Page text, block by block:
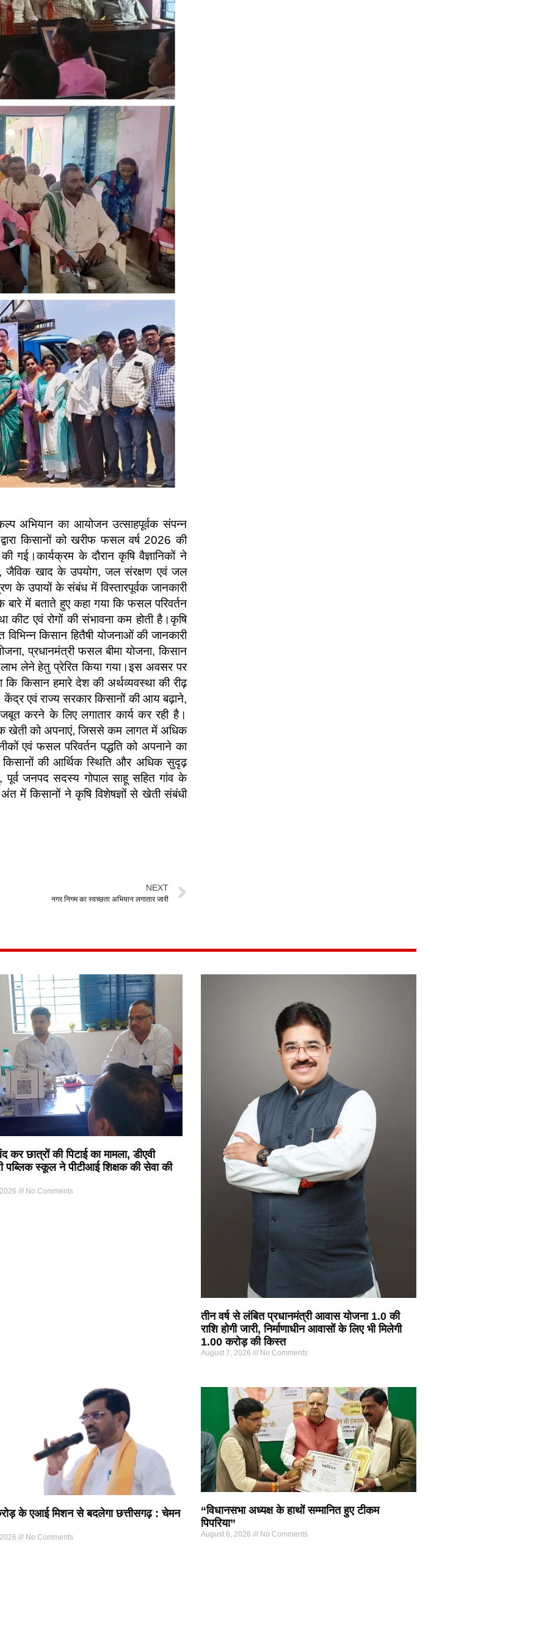
अभियान का आयोजन उत्साहपूर्वक संपन्न
किसानों को खरीफ फसल वर्ष 2026 की
गई।कार्यक्रम के दौरान कृषि वैज्ञानिकों ने
जैविक खाद के उपयोग, जल संरक्षण एवं जल
उपायों के संबंध में विस्तारपूर्वक जानकारी
में बताते हुए कहा गया कि फसल परिवर्तन
कीट एवं रोगों की संभावना कम होती है।कृषि
विभिन्न किसान हितैषी योजनाओं की जानकारी
प्रधानमंत्री फसल बीमा योजना, किसान
लेने हेतु प्रेरित किया गया।इस अवसर पर
किसान हमारे देश की अर्थव्यवस्था की रीढ़
एवं राज्य सरकार किसानों की आय बढ़ाने,
करने के लिए लगातार कार्य कर रही है।
खेती को अपनाएं, जिससे कम लागत में अधिक
एवं फसल परिवर्तन पद्धति को अपनाने का
की आर्थिक स्थिति और अधिक सुदृढ़
जनपद सदस्य गोपाल साहू सहित गांव के
में किसानों ने कृषि विशेषज्ञों से खेती संबंधी
NEXT
नगर निगम का स्वच्छता अभियान लगातार जारी
कर छात्रों की पिटाई का मामला, डीएवी
पब्लिक स्कूल ने पीटीआई शिक्षक की सेवा की
No Comments
तीन वर्ष से लंबित प्रधानमंत्री आवास योजना 1.0 की
राशि होगी जारी, निर्माणाधीन आवासों के लिए भी मिलेगी
1.00 करोड़ की किस्त
August 7, 2026 No Comments
के एआई मिशन से बदलेगा छत्तीसगढ़ : चेमन
No Comments
“विधानसभा अध्यक्ष के हाथों सम्मानित हुए टीकम
पिपरिया”
August 6, 2026 No Comments